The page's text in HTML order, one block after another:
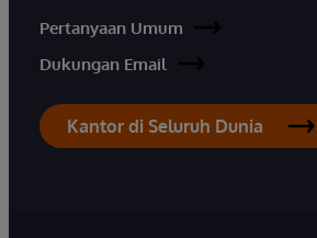
Pertanyaan Umum
Dukungan Email
Kantor di Seluruh Dunia